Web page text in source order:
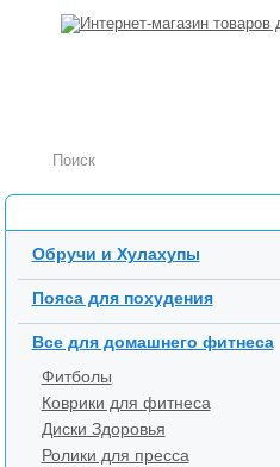
Обручи и Хулахупы
Пояса для похудения
Все для домашнего фитнеса
Фитболы
Коврики для фитнеса
Диски Здоровья
Ролики для пресса